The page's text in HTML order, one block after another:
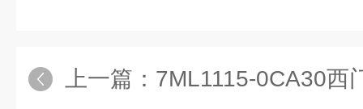
上一篇： 7ML1115-0CA30西